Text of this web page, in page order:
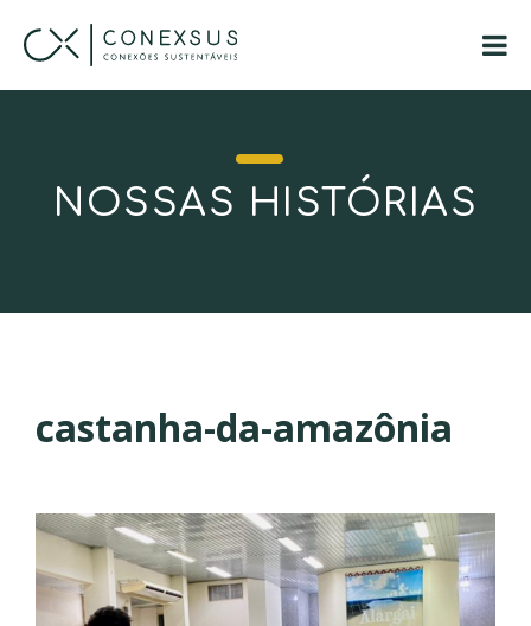
NOSSAS HISTÓRIAS
castanha-da-amazônia